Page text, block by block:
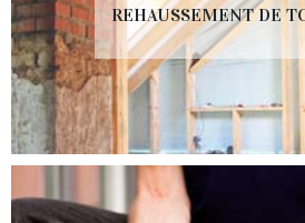
REHAUSSEMENT DE